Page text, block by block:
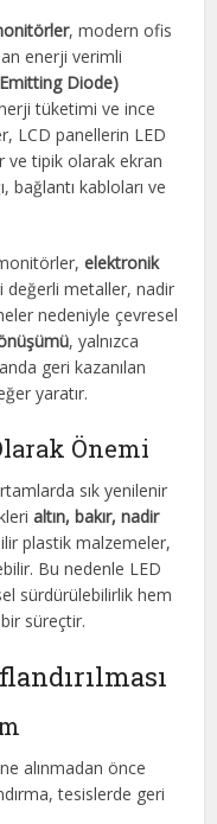
, modern ofis
enerji verimli
Diode)
tüketimi ve ince
LCD panellerin LED
ve tipik olarak ekran
bağlantı kabloları ve
elektronik
değerli metaller, nadir
nedeniyle çevresel
, yalnızca
geri kazanılan
yaratır.
Önemi
sık yenilenir
altın, bakır, nadir
plastik malzemeler,
Bu nedenle LED
sürdürülebilirlik hem
süreçtir.
alınmadan önce
tesislerde geri